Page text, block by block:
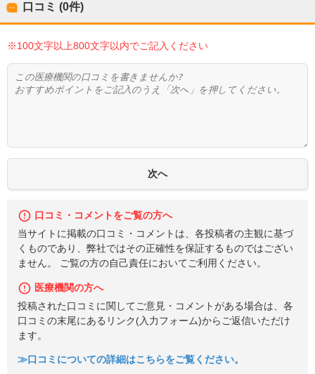
口コミ (0件)
※100文字以上800文字以内でご記入ください
口コミ・コメントをご覧の方へ
当サイトに掲載の口コミ・コメントは、各投稿者の主観に基づ
くものであり、弊社ではその正確性を保証するものではござい
ません。 ご覧の方の自己責任においてご利用ください。
医療機関の方へ
投稿された口コミに関してご意見・コメントがある場合は、各
口コミの末尾にあるリンク(入力フォーム)からご返信いただけ
ます。
≫口コミについての詳細はこちらをご覧ください。